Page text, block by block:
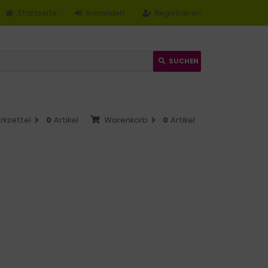
Registrieren
Anmelden
Startseite
SUCHEN
Warenkorb 0 Artikel
0 Artikel